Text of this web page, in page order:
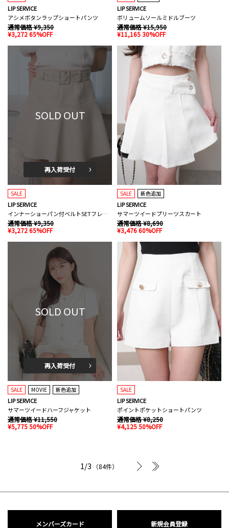
LIP SERVICE
アシメボタンラップショートパンツ
通常価格 ¥9,350
¥3,272 65%OFF
LIP SERVICE
ボリュームソールミドルブーツ
通常価格 ¥15,950
¥11,165 30%OFF
SOLD OUT
再入荷受付
SALE
LIP SERVICE
インナーショーパン付ベルトSETフレアスカート
通常価格 ¥9,350
¥3,272 65%OFF
SALE 新色追加
LIP SERVICE
サマーツイードプリーツスカート
通常価格 ¥8,690
¥3,476 60%OFF
SOLD OUT
再入荷受付
SALE MOVIE 新色追加
LIP SERVICE
サマーツイードハーフジャケット
通常価格 ¥11,550
¥5,775 50%OFF
SALE
LIP SERVICE
ポイントポケットショートパンツ
通常価格 ¥8,250
¥4,125 50%OFF
1/3 （84件）
次へ
メンバーズカード 新規会員登録